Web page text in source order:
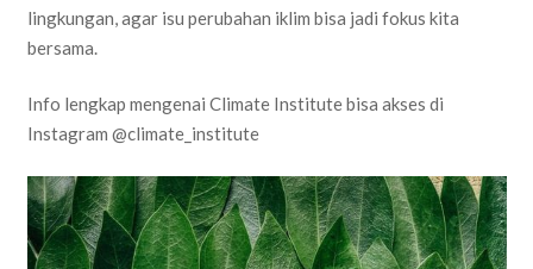
lingkungan, agar isu perubahan iklim bisa jadi fokus kita
bersama.
Info lengkap mengenai Climate Institute bisa akses di
Instagram @climate_institute